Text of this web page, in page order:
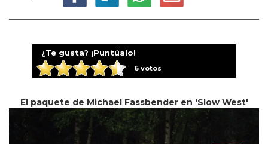
¿Te gusta? ¡Puntúalo!
6votos
El paquete de Michael Fassbender en 'Slow West'